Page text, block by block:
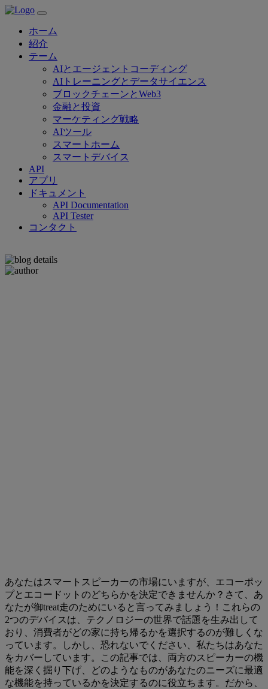
ホーム
紹介
テーム
AIとエージェントコーディング
AIトレーニングとデータサイエンス
ブロックチェーンとWeb3
金融と投資
マーケティング戦略
AIツール
スマートホーム
スマートデバイス
API
アプリ
ドキュメント
API Documentation
API Tester
コンタクト
あなたはスマートスピーカーの市場にいますが、エコーポッ
プとエコードットのどちらかを決定できませんか？さて、あ
なたが御treat走のためにいると言ってみましょう！これらの
2つのデバイスは、テクノロジーの世界で話題を生み出して
おり、消費者がどの家に持ち帰るかを選択するのが難しくな
っています。しかし、恐れないでください、私たちはあなた
をカバーしています。この記事では、両方のスピーカーの機
能を深く掘り下げ、どのようなものがあなたのニーズに最適
な機能を持っているかを決定するのに役立ちます。だから、